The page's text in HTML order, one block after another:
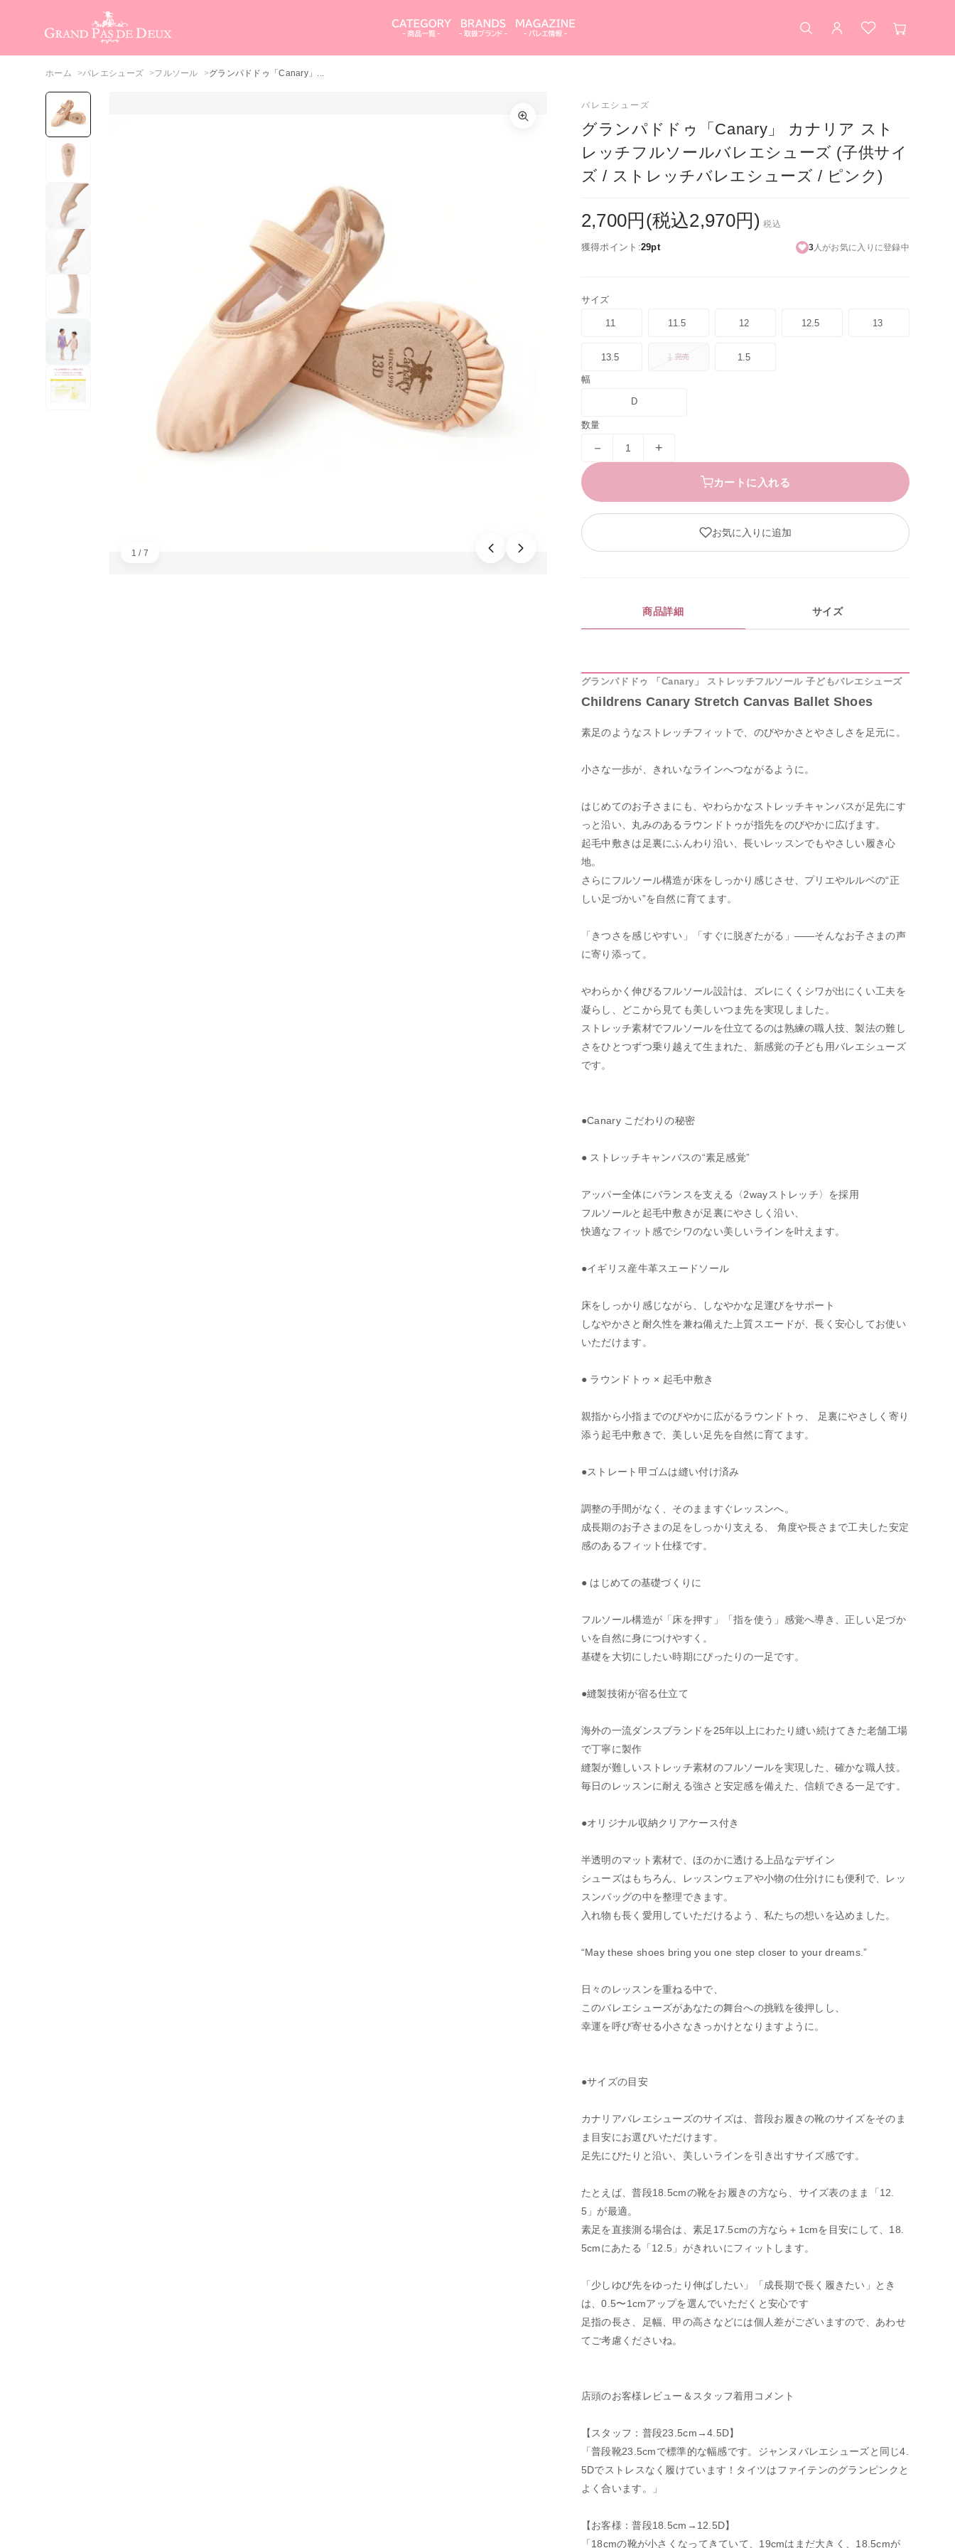
検索 アカウントお気に入り
カート
12
12.5
13.5
1
1.5
閉じる
カートを見る
閉じる
ホーム バレエシューズ フルソール グランパドドゥ「Canary」...
1 / 7
バレエシューズ
グランパドドゥ「Canary」 カナリア スト
レッチフルソールバレエシューズ (子供サイ
ズ / ストレッチバレエシューズ / ピンク)
2,700円(税込2,970円) 税込
獲得ポイント:29pt 3人がお気に入りに登録中
サイズ
11 11.5 12 12.5 13
13.5 1 完売 1.5
幅
D
数量
－ +
カートに入れる
お気に入りに追加
商品詳細 サイズ
グランパドドゥ 「Canary」 ストレッチフルソール 子どもバレエシューズ
Childrens Canary Stretch Canvas Ballet Shoes
素足のようなストレッチフィットで、のびやかさとやさしさを足元に。
小さな一歩が、きれいなラインへつながるように。
はじめてのお子さまにも、やわらかなストレッチキャンバスが足先にす
っと沿い、丸みのあるラウンドトゥが指先をのびやかに広げます。
起毛中敷きは足裏にふんわり沿い、長いレッスンでもやさしい履き心
地。
さらにフルソール構造が床をしっかり感じさせ、プリエやルルベの“正
しい足づかい”を自然に育てます。
「きつさを感じやすい」「すぐに脱ぎたがる」――そんなお子さまの声
に寄り添って。
やわらかく伸びるフルソール設計は、ズレにくくシワが出にくい工夫を
凝らし、どこから見ても美しいつま先を実現しました。
ストレッチ素材でフルソールを仕立てるのは熟練の職人技、製法の難し
さをひとつずつ乗り越えて生まれた、新感覚の子ども用バレエシューズ
です。
●Canary こだわりの秘密
● ストレッチキャンバスの“素足感覚”
アッパー全体にバランスを支える〈2wayストレッチ〉を採用
フルソールと起毛中敷きが足裏にやさしく沿い、
快適なフィット感でシワのない美しいラインを叶えます。
●イギリス産牛革スエードソール
床をしっかり感じながら、しなやかな足運びをサポート
しなやかさと耐久性を兼ね備えた上質スエードが、長く安心してお使い
いただけます。
● ラウンドトゥ × 起毛中敷き
親指から小指までのびやかに広がるラウンドトゥ、 足裏にやさしく寄り
添う起毛中敷きで、美しい足先を自然に育てます。
●ストレート甲ゴムは縫い付け済み
調整の手間がなく、そのまますぐレッスンへ。
成長期のお子さまの足をしっかり支える、 角度や長さまで工夫した安定
感のあるフィット仕様です。
● はじめての基礎づくりに
フルソール構造が「床を押す」「指を使う」感覚へ導き、正しい足づか
いを自然に身につけやすく。
基礎を大切にしたい時期にぴったりの一足です。
●縫製技術が宿る仕立て
海外の一流ダンスブランドを25年以上にわたり縫い続けてきた老舗工場
で丁寧に製作
縫製が難しいストレッチ素材のフルソールを実現した、確かな職人技。
毎日のレッスンに耐える強さと安定感を備えた、信頼できる一足です。
●オリジナル収納クリアケース付き
半透明のマット素材で、ほのかに透ける上品なデザイン
シューズはもちろん、レッスンウェアや小物の仕分けにも便利で、レッ
スンバッグの中を整理できます。
入れ物も長く愛用していただけるよう、私たちの想いを込めました。
“May these shoes bring you one step closer to your dreams.”
日々のレッスンを重ねる中で、
このバレエシューズがあなたの舞台への挑戦を後押しし、
幸運を呼び寄せる小さなきっかけとなりますように。
●サイズの目安
カナリアバレエシューズのサイズは、普段お履きの靴のサイズをそのま
ま目安にお選びいただけます。
足先にぴたりと沿い、美しいラインを引き出すサイズ感です。
たとえば、普段18.5cmの靴をお履きの方なら、サイズ表のまま「12.
5」が最適。
素足を直接測る場合は、素足17.5cmの方なら＋1cmを目安にして、18.
5cmにあたる「12.5」がきれいにフィットします。
「少しゆび先をゆったり伸ばしたい」「成長期で長く履きたい」とき
は、0.5〜1cmアップを選んでいただくと安心です
足指の長さ、足幅、甲の高さなどには個人差がございますので、あわせ
てご考慮くださいね。
店頭のお客様レビュー＆スタッフ着用コメント
【スタッフ：普段23.5cm→4.5D】
「普段靴23.5cmで標準的な幅感です。ジャンヌバレエシューズと同じ4.
5Dでストレスなく履けています！タイツはファイテンのグランピンクと
よく合います。」
【お客様：普段18.5cm→12.5D】
「18cmの靴が小さくなってきていて、19cmはまだ大きく、18.5cmが